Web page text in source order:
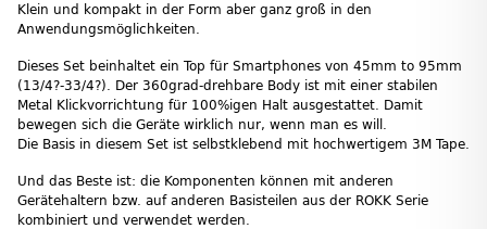
Klein und kompakt in der Form aber ganz groß in den
Anwendungsmöglichkeiten.
Dieses Set beinhaltet ein Top für Smartphones von 45mm to 95mm
(13/4?-33/4?). Der 360grad-drehbare Body ist mit einer stabilen
Metal Klickvorrichtung für 100%igen Halt ausgestattet. Damit
bewegen sich die Geräte wirklich nur, wenn man es will.
Die Basis in diesem Set ist selbstklebend mit hochwertigem 3M Tape.
Und das Beste ist: die Komponenten können mit anderen
Gerätehaltern bzw. auf anderen Basisteilen aus der ROKK Serie
kombiniert und verwendet werden.